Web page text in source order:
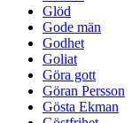
Glöd
Gode män
Godhet
Goliat
Göra gott
Göran Persson
Gösta Ekman